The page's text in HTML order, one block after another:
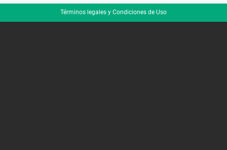
Términos legales y Condiciones de Uso